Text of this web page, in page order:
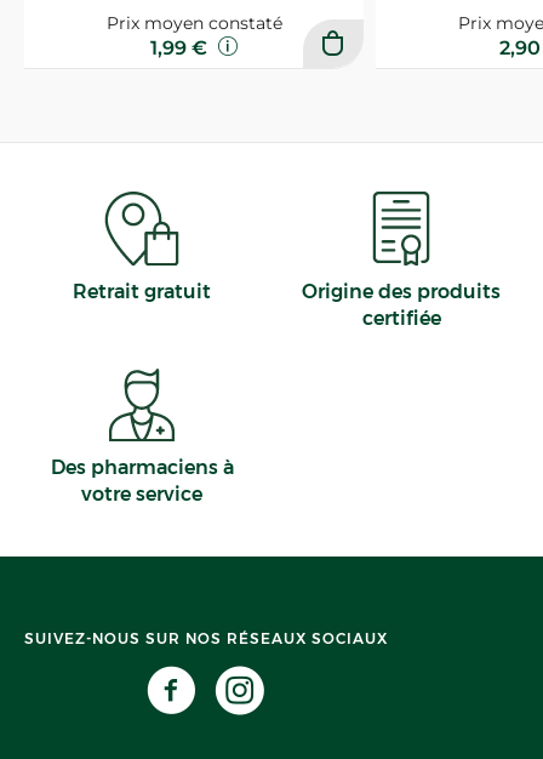
Prix moyen constaté
1,99 €
Prix
Retrait gratuit
Origine des produits
certifiée
Des pharmaciens à
votre service
SUIVEZ-NOUS SUR NOS RÉSEAUX SOCIAUX